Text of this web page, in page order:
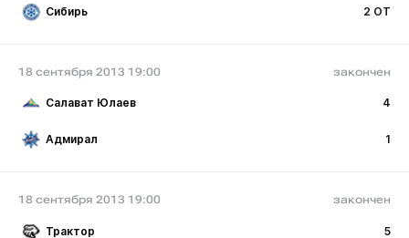
Сибирь 2 ОТ
18 сентября 2013 19:00 закончен
Салават Юлаев 4
Адмирал 1
18 сентября 2013 19:00 закончен
Трактор 5